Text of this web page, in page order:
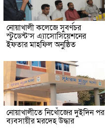
নোয়াখালী কলেজে সুবর্ণচর
স্টুডেন্ট’স এ্যাসোসিয়েশনের
ইফতার মাহফিল অনুষ্ঠিত
নোয়াখালীতে নিখোঁজের দুইদিন পর
ব্যবসায়ীর মরদেহ উদ্ধার